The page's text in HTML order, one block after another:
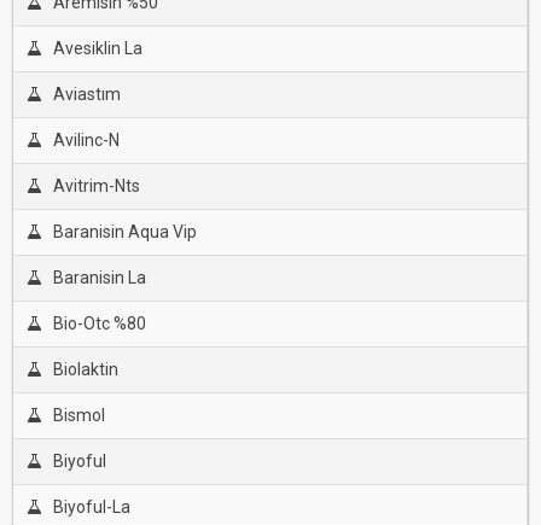
Avesiklin La
Aviastım
Avilinc-N
Avitrim-Nts
Baranisin Aqua Vip
Baranisin La
Bio-Otc %80
Biolaktin
Bismol
Biyoful
Biyoful-La